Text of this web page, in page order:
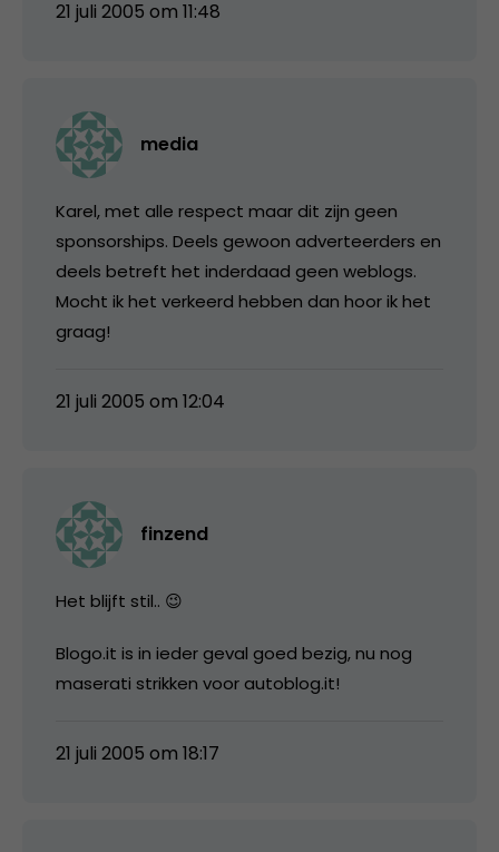
21 juli 2005 om 11:48
media
Karel, met alle respect maar dit zijn geen
sponsorships. Deels gewoon adverteerders en
deels betreft het inderdaad geen weblogs.
Mocht ik het verkeerd hebben dan hoor ik het
graag!
21 juli 2005 om 12:04
finzend
Het blijft stil.. 😉
Blogo.it is in ieder geval goed bezig, nu nog
maserati strikken voor autoblog.it!
21 juli 2005 om 18:17